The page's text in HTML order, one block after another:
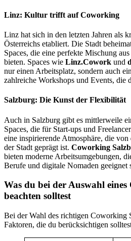
Linz: Kultur trifft auf Coworking
Linz hat sich in den letzten Jahren als
Österreichs etabliert. Die Stadt
Spaces, die eine perfekte Mischung
bieten. Spaces wie Linz.Cowork und
nur einen Arbeitsplatz, sondern auch
zahlreiche Workshops und Events, die
Salzburg: Die Kunst der Flexibilität
Auch in Salzburg gibt es mittlerweile
Spaces, die für Start-ups und
eine inspirierende Atmosphäre, die
der Stadt geprägt ist. Coworking
bieten moderne Arbeitsumgebungen,
Berufe und digitale Nomaden geeignet
Was du bei der Auswahl
beachten solltest
Bei der Wahl des richtigen Coworking
Faktoren, die du berücksichtigen